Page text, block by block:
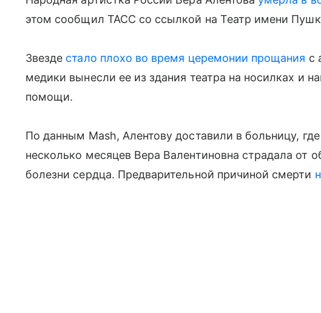
этом сообщил ТАСС со ссылкой на Театр имени
Звезде стало плохо во время церемонии прощания с
медики вынесли ее из здания театра на носилках и
помощи.
По данным Mash, Алентову доставили в больницу,
несколько месяцев Вера Валентиновна страдала от
болезни сердца. Предварительной причиной смерти